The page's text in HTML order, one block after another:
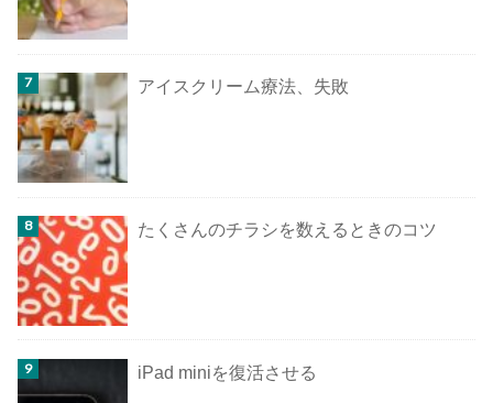
アイスクリーム療法、失敗
たくさんのチラシを数えるときのコツ
iPad miniを復活させる